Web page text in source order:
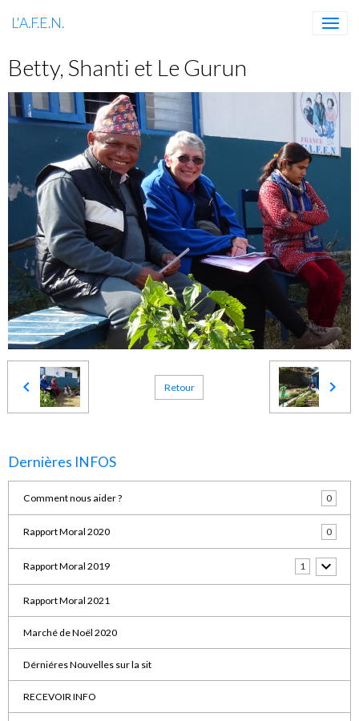
L'A.F.E.N.
Betty, Shanti et Le Gurun
Retour
Dernières INFOS
Comment nous aider ? 0
Rapport Moral 2020 0
Rapport Moral 2019 1
Rapport Moral 2021
Marché de Noël 2020
Dérniéres Nouvelles sur la sit
RECEVOIR INFO